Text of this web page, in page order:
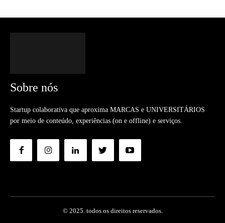
Sobre nós
Startup colaborativa que aproxima MARCAS e UNIVERSITÁRIOS
por meio de conteúdo, experiências (on e offline) e serviços.
© 2025. todos os direitos reservados.